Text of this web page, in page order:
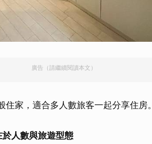
廣告（請繼續閱讀本文）
家，適合多人數旅客一起分享住房。
人數與旅遊型態
取消